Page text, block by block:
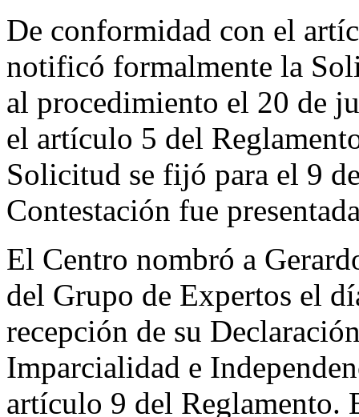
De conformidad con el
notificó formalmente la
al procedimiento el 20 de
el artículo 5 del
Solicitud se fijó para el 9
Contestación fue
El Centro nombró a
del Grupo de Expertos el
recepción de su
Imparcialidad e
artículo 9 del Reglamento.